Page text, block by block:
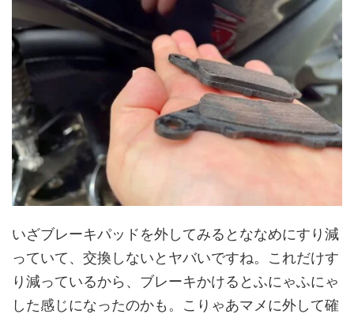
いざブレーキパッドを外してみるとななめにすり減
っていて、交換しないとヤバいですね。これだけす
り減っているから、ブレーキかけるとふにゃふにゃ
した感じになったのかも。こりゃあマメに外して確